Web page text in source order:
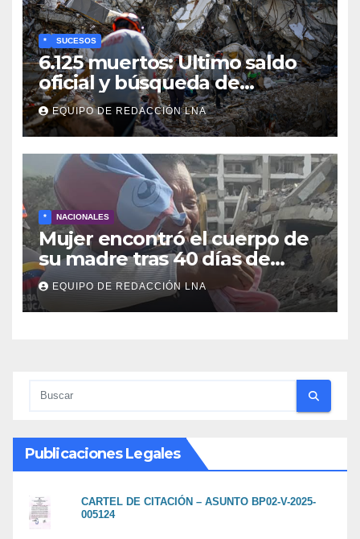
* SUCESOS
6.125 muertos: Ultimo saldo
oficial y búsqueda de
cadáveres continúa entre los
escombros
EQUIPO DE REDACCIÓN LNA
* NACIONALES
Mujer encontró el cuerpo de
su madre tras 40 días de
búsqueda en Tanaguarena
EQUIPO DE REDACCIÓN LNA
Publicaciones Legales
CARTEL DE CITACIÓN – ASUNTO BP02-V-2025-
005124